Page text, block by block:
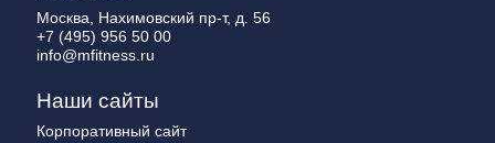
Москва, Нахимовский пр-т, д. 56
+7 (495) 956 50 00
info@mfitness.ru
Наши сайты
Корпоративный сайт